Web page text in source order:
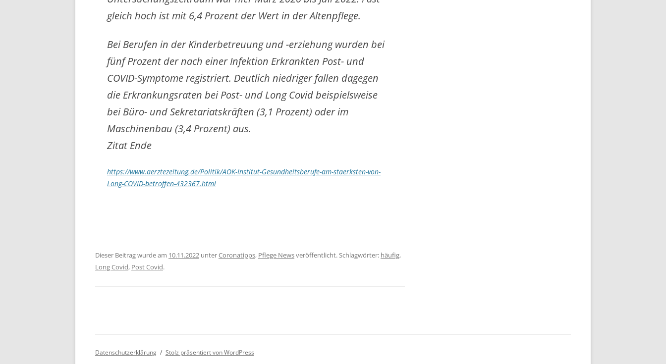
gleich hoch ist mit 6,4 Prozent der Wert in der Altenpflege.
Bei Berufen in der Kinderbetreuung und -erziehung wurden bei
fünf Prozent der nach einer Infektion Erkrankten Post- und
COVID-Symptome registriert. Deutlich niedriger fallen dagegen
die Erkrankungsraten bei Post- und Long Covid beispielsweise
bei Büro- und Sekretariatskräften (3,1 Prozent) oder im
Maschinenbau (3,4 Prozent) aus.
Zitat Ende
https://www.aerztezeitung.de/Politik/AOK-Institut-Gesundheitsberufe-am-staerksten-von-
Long-COVID-betroffen-432367.html
Dieser Beitrag wurde am 10.11.2022 unterCoronatipps, Pflege Newsveröffentlicht. Schlagwörter: häufig,
Long Covid, Post Covid.
Datenschutzerklärung Stolz präsentiert von WordPress